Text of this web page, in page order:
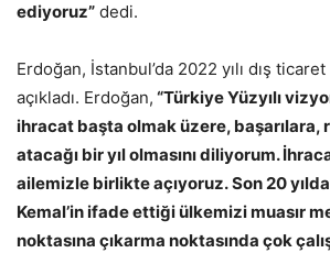
ediyoruz” dedi.
Erdoğan, İstanbul’da 2022 yılı dış ticaret
açıkladı. Erdoğan, “Türkiye Yüzyılı
ihracat başta olmak üzere, başarılara,
atacağı bir yıl olmasını diliyorum.
ailemizle birlikte açıyoruz. Son 20
Kemal’in ifade ettiği ülkemizi muasır
noktasına çıkarma noktasında çok